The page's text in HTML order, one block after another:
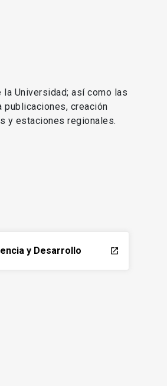
Universidad; así como las
creación
y estaciones regionales.
y Desarrollo launch